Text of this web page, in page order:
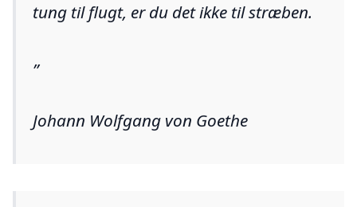
tung til flugt, er du det ikke til stræben.
Johann Wolfgang von Goethe